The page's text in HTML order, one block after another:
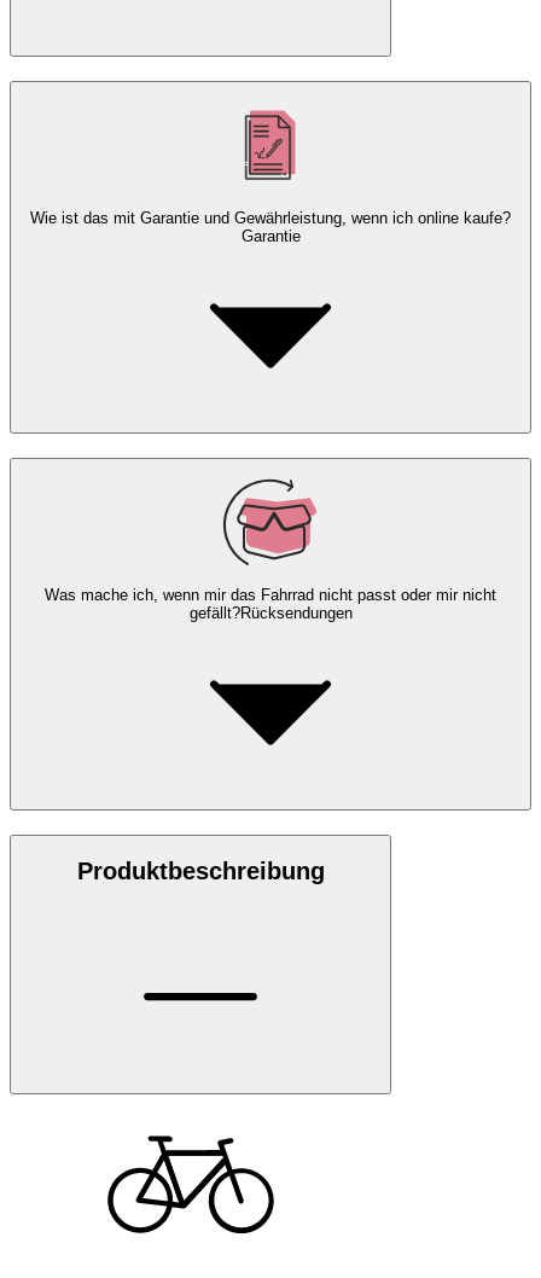
Wie ist das mit Garantie und Gewährleistung, wenn ich online kaufe?
Garantie
Was mache ich, wenn mir das Fahrrad nicht passt oder mir nicht
gefällt?Rücksendungen
Produktbeschreibung